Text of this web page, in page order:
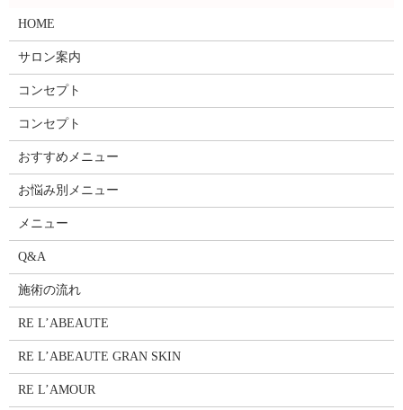
HOME
サロン案内
コンセプト
コンセプト
おすすめメニュー
お悩み別メニュー
メニュー
Q&A
施術の流れ
RE L’ABEAUTE
RE L’ABEAUTE GRAN SKIN
RE L’AMOUR